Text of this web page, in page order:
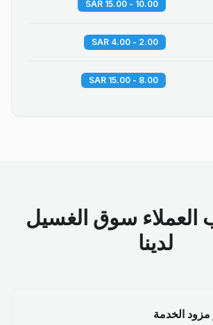
10.00 - 15.00 SAR
2.00 - 4.00 SAR
8.00 - 15.00 SAR
العملاء سوق الغسيل
لدينا
مزود الخدمة